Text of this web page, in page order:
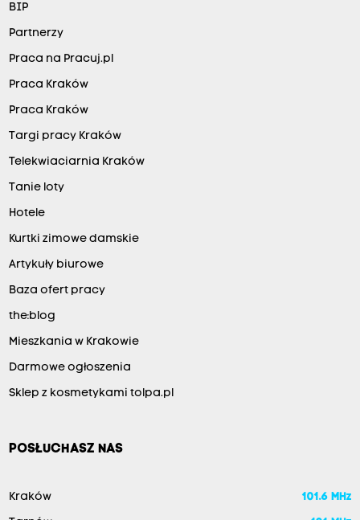
BIP
Partnerzy
Praca na Pracuj.pl
Praca Kraków
Praca Kraków
Targi pracy Kraków
Telekwiaciarnia Kraków
Tanie loty
Hotele
Kurtki zimowe damskie
Artykuły biurowe
Baza ofert pracy
the:blog
Mieszkania w Krakowie
Darmowe ogłoszenia
Sklep z kosmetykami tolpa.pl
POSŁUCHASZ NAS
Kraków 101.6 MHz